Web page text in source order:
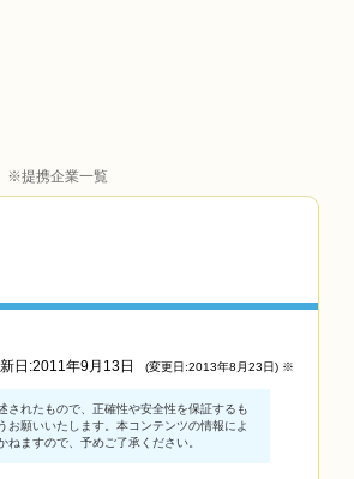
※提携企業一覧
日:2011年9月13日 (変更日:2013年8月23日) ※